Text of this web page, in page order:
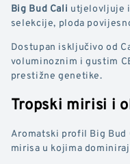
Big Bud Cali utjelovljuje
selekcije, ploda
Dostupan isključivo od
voluminoznim i gustim
prestižne genetike.
Tropski mirisi i
Aromatski profil Big
mirisa u kojima